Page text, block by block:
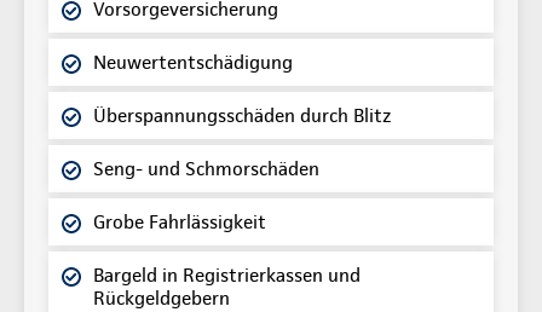
Vorsorgeversicherung
Neuwertentschädigung
Überspannungsschäden durch Blitz
Seng- und Schmorschäden
Grobe Fahrlässigkeit
Bargeld in Registrierkassen und
Rückgeldgebern